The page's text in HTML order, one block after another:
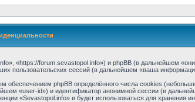
«https://forum.sevastopol.info») и phpBB (в дальнейшем
пользовательских сессий (в дальнейшем «ваша
phpBB определённого числа cookies
«user-id») и идентификатор анонимной сессии (в
«Sevastopol.info» и будет использоваться для хранения